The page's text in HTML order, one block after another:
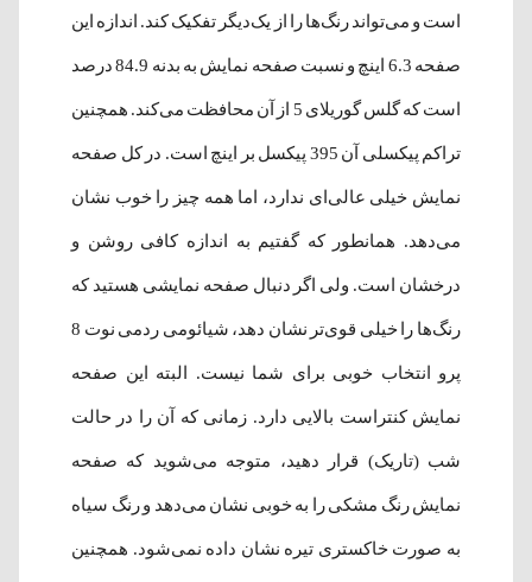
است و می‌تواند رنگ‌ها را از یک‌دیگر تفکیک کند. اندازه این
صفحه 6.3 اینچ و نسبت صفحه نمایش به بدنه 84.9 درصد
است که گلس گوریلای 5 از آن محافظت می‌کند. همچنین
تراکم پیکسلی آن 395 پیکسل بر اینچ است. در کل صفحه
نمایش خیلی عالی‌ای ندارد، اما همه چیز را خوب نشان
می‌دهد. همانطور که گفتیم به اندازه کافی روشن و
درخشان است. ولی اگر دنبال صفحه نمایشی هستید که
رنگ‌ها را خیلی قوی‌تر نشان دهد، شیائومی ردمی نوت 8
پرو انتخاب خوبی برای شما نیست. البته این صفحه
نمایش کنتراست بالایی دارد. زمانی که آن را در حالت
شب (تاریک) قرار دهید، متوجه می‌شوید که صفحه
نمایش رنگ مشکی را به خوبی نشان می‌دهد و رنگ سیاه
به صورت خاکستری تیره نشان داده ‌نمی‌شود. همچنین